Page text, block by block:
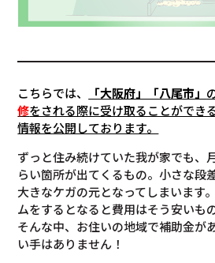
こちらでは、 「大阪府」「八尾市 」
修をされる際に受け取ることができ
情報を公開しております。
ずっと住み続けていた我が家でも、
らい箇所が出てくるもの。小さな段
大きなケガの元となってしまいます
ムをするとなると費用はそう安いも
そんな中、お住いの地域で補助金が
い手はありません！